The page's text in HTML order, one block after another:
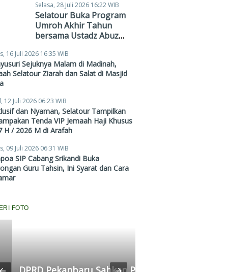
Selasa, 28 Juli 2026 16:22 WIB
Selatour Buka Program
Umroh Akhir Tahun
bersama Ustadz Abuz
Mulai Rp38,4 Juta
16 Juli 2026 16:35 WIB
Sejuknya Malam di Madinah,
Selatour Ziarah dan Salat di Masjid
12 Juli 2026 06:23 WIB
dan Nyaman, Selatour Tampilkan
Tenda VIP Jemaah Haji Khusus
H / 2026 M di Arafah
09 Juli 2026 06:31 WIB
SIP Cabang Srikandi Buka
Guru Tahsin, Ini Syarat dan Cara
FOTO